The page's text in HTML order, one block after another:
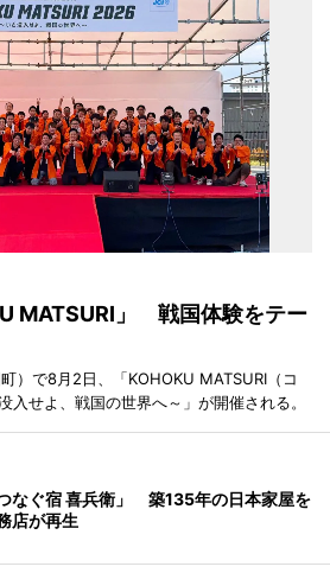
MATSURI」 戦国体験をテー
）で8月2日、「KOHOKU MATSURI（コ
入せよ、戦国の世界へ～」が開催される。
なぐ宿 喜兵衛」 築135年の日本家屋を
店が再生